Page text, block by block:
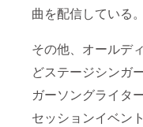
曲を配信している。
その他、オールデ
どステージシンガ
ガーソングライター
セッションイベン